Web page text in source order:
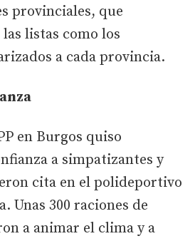
provinciales, que
listas como los
a cada provincia.
en Burgos quiso
a simpatizantes y
cita en el polideportivo
Unas 300 raciones de
a animar el clima y a